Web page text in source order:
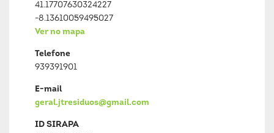
41.17707630324227
-8.13610059495027
Ver no mapa
Telefone
939391901
E-mail
geral.jtresiduos@gmail.com
ID SIRAPA